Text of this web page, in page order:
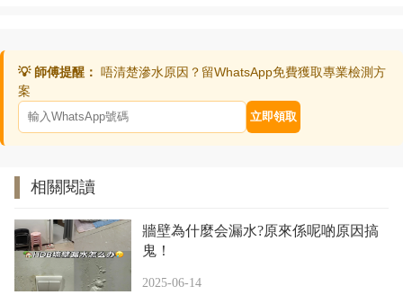
💡 師傅提醒： 唔清楚滲水原因？留WhatsApp免費獲取專業檢測方
案
立即領取
相關閱讀
牆壁為什麼会漏水?原來係呢啲原因搞
鬼！
2025-06-14